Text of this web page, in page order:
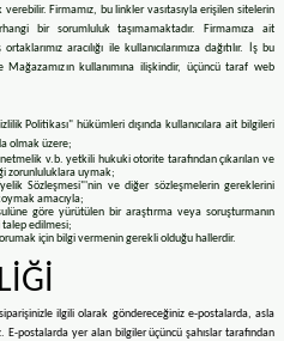
Firmamız, bu linkler vasıtasıyla erişilen sitelerin
bir sorumluluk taşımamaktadır. Firmamıza ait
aracılığı ile kullanıcılarımıza dağıtılır. İş bu
kullanımına ilişkindir, üçüncü taraf web
Politikası" hükümleri dışında kullanıcılara ait bilgileri
olmak üzere;
v.b. yetkili hukuki otorite tarafından çıkarılan ve
zorunluluklara uymak;
Sözleşmesi"'nin ve diğer sözleşmelerin gereklerini
amacıyla;
göre yürütülen bir araştırma veya soruşturmanın
talep edilmesi;
için bilgi vermenin gerekli olduğu hallerdir.
ilgili olarak göndereceğiniz e-postalarda, asla
E-postalarda yer alan bilgiler üçüncü şahıslar tarafından